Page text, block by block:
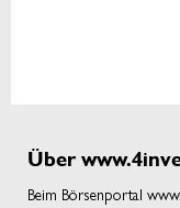
Über
Beim Börsenportal